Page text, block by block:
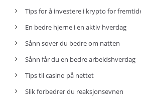
Tips for å investere i krypto for
En bedre hjerne i en aktiv hverdag
Sånn sover du bedre om natten
Sånn får du en bedre arbeidshverdag
Tips til casino på nettet
Slik forbedrer du reaksjonsevnen